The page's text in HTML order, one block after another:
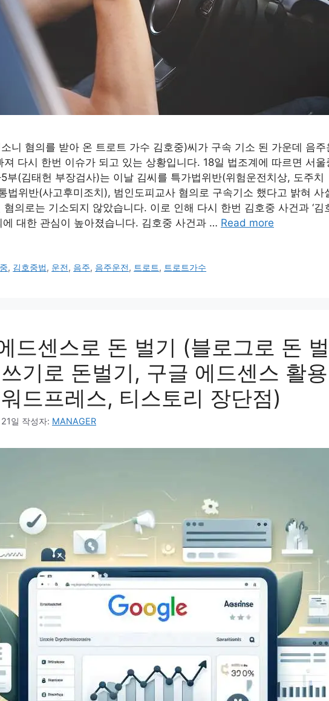
니 혐의를 받아 온 트로트 가수 김호중)씨가 구속 기소 된 가운데 음주
져 다시 한번 이슈가 되고 있는 상황입니다. 18일 법조계에 따르면 서울
부(김태헌 부장검사)는 이날 김씨를 특가법위반(위험운전치상, 도주치
법위반(사고후미조치), 범인도피교사 혐의로 구속기소 했다고 밝혀 사
혐의로는 기소되지 않았습니다. 이로 인해 다시 한번 김호중 사건과 ‘김
에 대한 관심이 높아졌습니다. 김호중 사건과 … Read more
, 김호중법, 운전, 음주, 음주운전, 트로트, 트로트가수
드센스로 돈 벌기 (블로그로 돈 벌
기로 돈벌기, 구글 에드센스 활용
드프레스, 티스토리 장단점)
일 작성자: MANAGER